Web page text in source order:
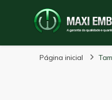
Maxi
Blog Maxi
Página inicial